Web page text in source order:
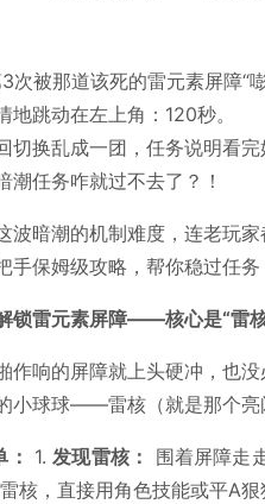
次被那道该死的雷元素屏障“
地跳动在左上角：120秒。
切换乱成一团，任务说明看
潮任务咋就过不去了？！
波暗潮的机制难度，连老玩家
手保姆级攻略，帮你稳过任
锁雷元素屏障——核心是“雷核
作响的屏障就上头硬冲，也
小球球——雷核（就是那个亮
1.发现雷核：
围着屏障走
核，直接用角色技能或平A狠